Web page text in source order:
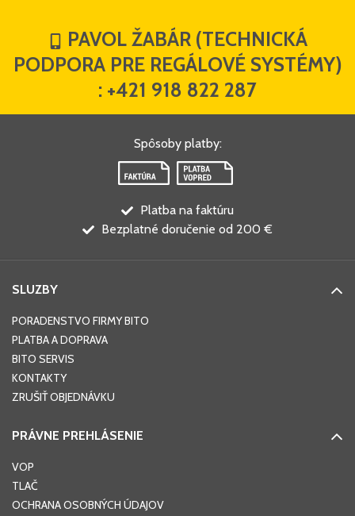
PAVOL ŽABÁR (TECHNICKÁ
PODPORA PRE REGÁLOVÉ SYSTÉMY)
: +421 918 822 287
Spôsoby platby:
Platba na faktúru
Bezplatné doručenie od 200 €
SLUZBY
PORADENSTVO FIRMY BITO
PLATBA A DOPRAVA
BITO SERVIS
KONTAKTY
ZRUŠIŤ OBJEDNÁVKU
PRÁVNE PREHLÁSENIE
VOP
TLAČ
OCHRANA OSOBNÝCH ÚDAJOV